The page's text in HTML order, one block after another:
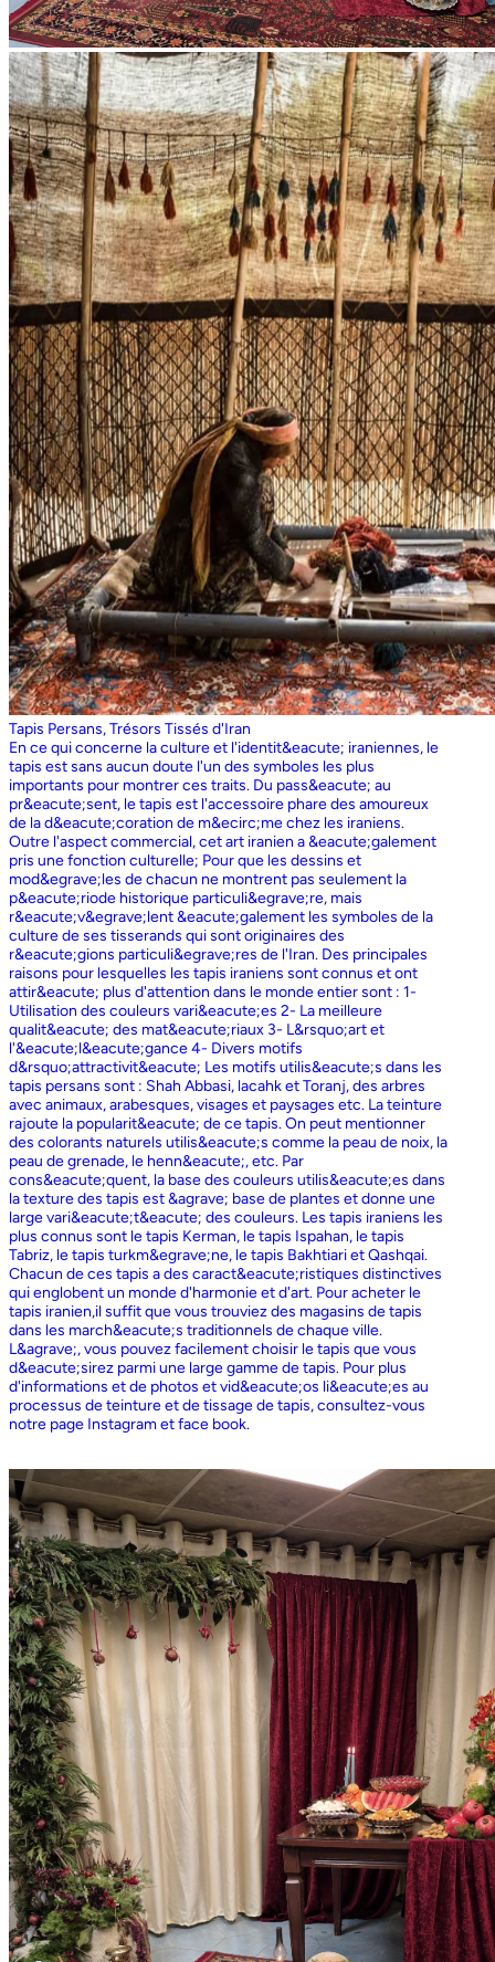
Tapis Persans, Trésors Tissés d'Iran
En ce qui concerne la culture et l'identit&eacute; iraniennes, le
tapis est sans aucun doute l'un des symboles les plus
importants pour montrer ces traits. Du pass&eacute; au
pr&eacute;sent, le tapis est l'accessoire phare des amoureux
de la d&eacute;coration de m&ecirc;me chez les iraniens.
Outre l'aspect commercial, cet art iranien a &eacute;galement
pris une fonction culturelle; Pour que les dessins et
mod&egrave;les de chacun ne montrent pas seulement la
p&eacute;riode historique particuli&egrave;re, mais
r&eacute;v&egrave;lent &eacute;galement les symboles de la
culture de ses tisserands qui sont originaires des
r&eacute;gions particuli&egrave;res de l'Iran. Des principales
raisons pour lesquelles les tapis iraniens sont connus et ont
attir&eacute; plus d'attention dans le monde entier sont : 1-
Utilisation des couleurs vari&eacute;es 2- La meilleure
qualit&eacute; des mat&eacute;riaux 3- L&rsquo;art et
l'&eacute;l&eacute;gance 4- Divers motifs
d&rsquo;attractivit&eacute; Les motifs utilis&eacute;s dans les
tapis persans sont : Shah Abbasi, lacahk et Toranj, des arbres
avec animaux, arabesques, visages et paysages etc. La teinture
rajoute la popularit&eacute; de ce tapis. On peut mentionner
des colorants naturels utilis&eacute;s comme la peau de noix, la
peau de grenade, le henn&eacute;, etc. Par
cons&eacute;quent, la base des couleurs utilis&eacute;es dans
la texture des tapis est &agrave; base de plantes et donne une
large vari&eacute;t&eacute; des couleurs. Les tapis iraniens les
plus connus sont le tapis Kerman, le tapis Ispahan, le tapis
Tabriz, le tapis turkm&egrave;ne, le tapis Bakhtiari et Qashqai.
Chacun de ces tapis a des caract&eacute;ristiques distinctives
qui englobent un monde d'harmonie et d'art. Pour acheter le
tapis iranien,il suffit que vous trouviez des magasins de tapis
dans les march&eacute;s traditionnels de chaque ville.
L&agrave;, vous pouvez facilement choisir le tapis que vous
d&eacute;sirez parmi une large gamme de tapis. Pour plus
d'informations et de photos et vid&eacute;os li&eacute;es au
processus de teinture et de tissage de tapis, consultez-vous
notre page Instagram et face book.